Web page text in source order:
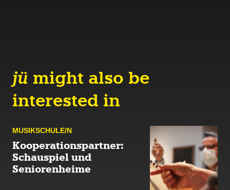
jü might also be
interested in
MUSIK­SCHULE/N
Kooperationspartner:
Schauspiel und
Seniorenheime